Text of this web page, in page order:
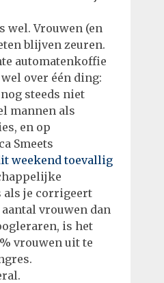
wel. Vrouwen (en
blijven zeuren.
automatenkoffie
over één ding:
steeds niet
mannen als
en op
Smeets
weekend toevallig
als je corrigeert
vrouwen dan
is het
vrouwen uit te